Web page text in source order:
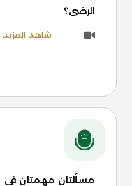
الرضى؟
شاهد المزيد
مسألتان مهمتان في